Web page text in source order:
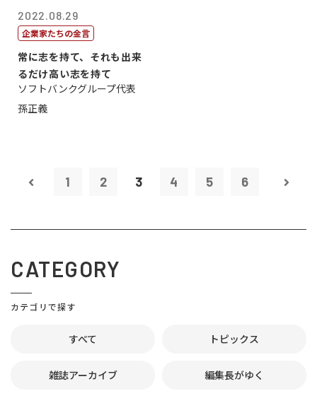
2022.08.29
企業家たちの金言
常に志を持て、それも出来
るだけ高い志を持て
ソフトバンクグループ代表
孫正義
1 2 3 4 5 6
CATEGORY
カテゴリで探す
すべて トピックス
雑誌アーカイブ 編集長がゆく